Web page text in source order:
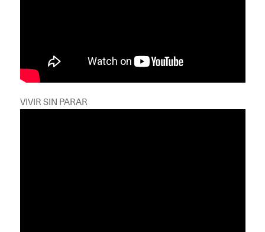
VIVIR SIN PARAR